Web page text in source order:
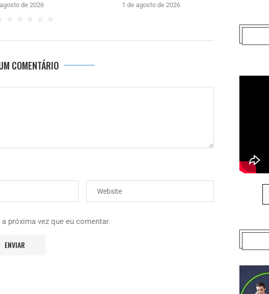
de 2026 1 de agosto de 2026
COMENTÁRIO
próxima vez que eu comentar.